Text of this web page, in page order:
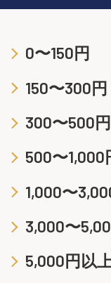
0〜150円
150〜300円
300〜500円
500〜1,000
1,000〜
3,000〜
5,000円以